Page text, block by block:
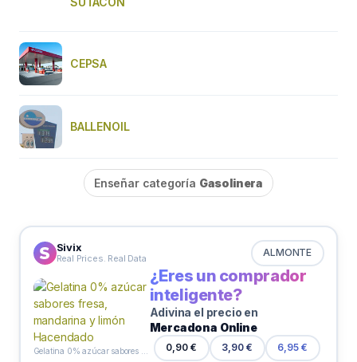
CEPSA
BALLENOIL
Enseñar categoría Gasolinera
Sivix
Real Prices. Real Data ALMONTE
¿Eres un comprador
inteligente?
Adivina el precio en
Mercadona Online
0,90 € 3,90 € 6,95 €